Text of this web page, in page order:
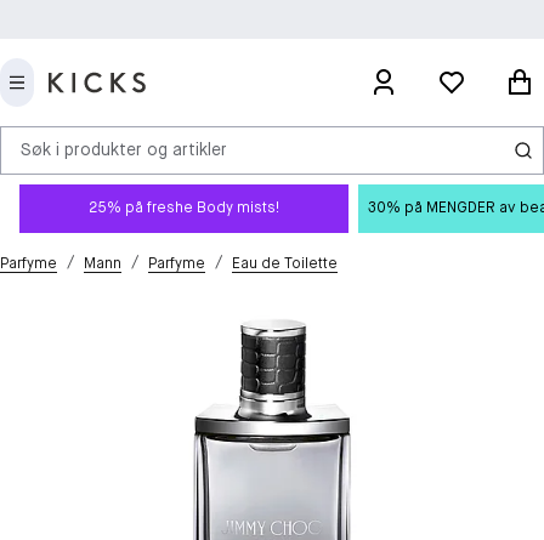
Søk i produkter og artikler
25% på freshe Body mists! 30% på MENGDER av
Parfyme / Mann / Parfyme / Eau de Toilette